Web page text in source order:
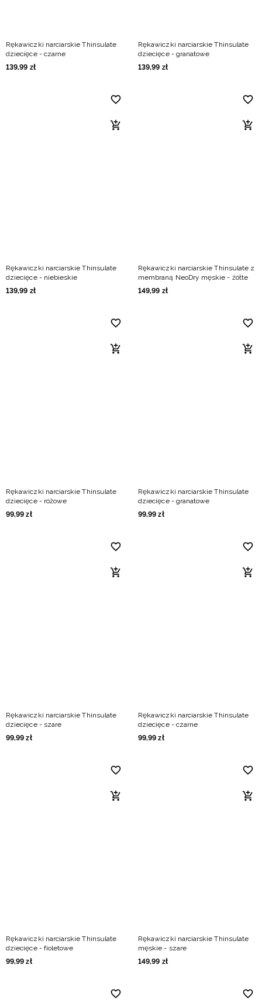
Rękawiczki narciarskie Thinsulate
dziecięce - czarne
139,99 zł
Rękawiczki narciarskie Thinsulate
dziecięce - granatowe
139,99 zł
Rękawiczki narciarskie Thinsulate
dziecięce - niebieskie
139,99 zł
Rękawiczki narciarskie Thinsulate z
membraną NeoDry męskie - żółte
149,99 zł
Rękawiczki narciarskie Thinsulate
dziecięce - różowe
99,99 zł
Rękawiczki narciarskie Thinsulate
dziecięce - granatowe
99,99 zł
Rękawiczki narciarskie Thinsulate
dziecięce - szare
99,99 zł
Rękawiczki narciarskie Thinsulate
dziecięce - czarne
99,99 zł
Rękawiczki narciarskie Thinsulate
dziecięce - fioletowe
99,99 zł
Rękawiczki narciarskie Thinsulate
męskie - szare
149,99 zł